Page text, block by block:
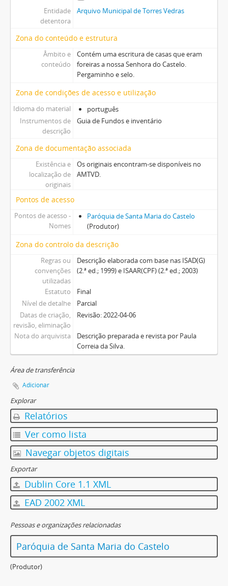
Entidade
detentora
Arquivo Municipal de Torres Vedras
Zona do conteúdo e estrutura
Âmbito e
conteúdo
Contém uma escritura de casas que eram
foreiras a nossa Senhora do Castelo.
Pergaminho e selo.
Zona de condições de acesso e utilização
Idioma do material
português
Instrumentos de
descrição
Guia de Fundos e inventário
Zona de documentação associada
Existência e
localização de
originais
Os originais encontram-se disponíveis no
AMTVD.
Pontos de acesso
Pontos de acesso -
Nomes
Paróquia de Santa Maria do Castelo
(Produtor)
Zona do controlo da descrição
Regras ou
convenções
utilizadas
Descrição elaborada com base nas ISAD(G)
(2.ª ed.; 1999) e ISAAR(CPF) (2.ª ed.; 2003)
Estatuto
Final
Nível de detalhe
Parcial
Datas de criação,
revisão, eliminação
Revisão: 2022-04-06
Nota do arquivista
Descrição preparada e revista por Paula
Correia da Silva.
Área de transferência
Adicionar
Explorar
Relatórios
Ver como lista
Navegar objetos digitais
Exportar
Dublin Core 1.1 XML
EAD 2002 XML
Pessoas e organizações relacionadas
Paróquia de Santa Maria do Castelo
(Produtor)